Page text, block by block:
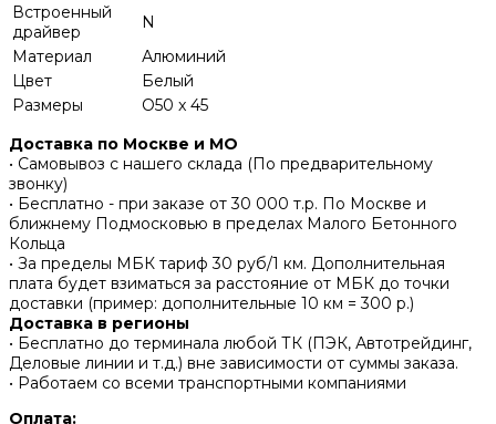
Встроенный
драйвер
N
Материал
Алюминий
Цвет
Белый
Размеры
O50 x 45
Доставка по Москве и МО
• Самовывоз с нашего склада (По предварительному
звонку)
• Бесплатно - при заказе от 30 000 т.р. По Москве и
ближнему Подмосковью в пределах Малого Бетонного
Кольца
• За пределы МБК тариф 30 руб/1 км. Дополнительная
плата будет взиматься за расстояние от МБК до точки
доставки (пример: дополнительные 10 км = 300 р.)
Доставка в регионы
• Бесплатно до терминала любой ТК (ПЭК, Автотрейдинг,
Деловые линии и т.д.) вне зависимости от суммы заказа.
• Работаем со всеми транспортными компаниями
Оплата: